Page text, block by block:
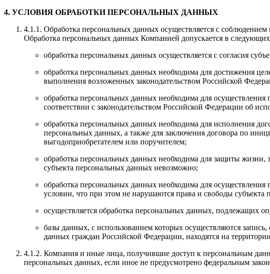
4. УСЛОВИЯ ОБРАБОТКИ ПЕРСОНАЛЬНЫХ ДАННЫХ
4.1.1. Обработка персональных данных осуществляется с
Обработка персональных данных Компанией допускается в следующих
обработка персональных данных осуществляется с согласия
обработка персональных данных необходима для достижения
выполнения возложенных законодательством Российской
обработка персональных данных необходима для
соответствии с законодательством Российской Федерации об
обработка персональных данных необходима для исполнения
персональных данных, а также для заключения договора по
выгодоприобретателем или поручителем;
обработка персональных данных необходима для защиты
субъекта персональных данных невозможно;
обработка персональных данных необходима для
условии, что при этом не нарушаются права и свободы субъекта
осуществляется обработка персональных данных, подлежащих
базы данных, с использованием которых осуществляются
данных граждан Российской Федерации, находятся на
4.1.2. Компания и иные лица, получившие доступ к персональным
персональных данных, если иное не предусмотрено федеральным